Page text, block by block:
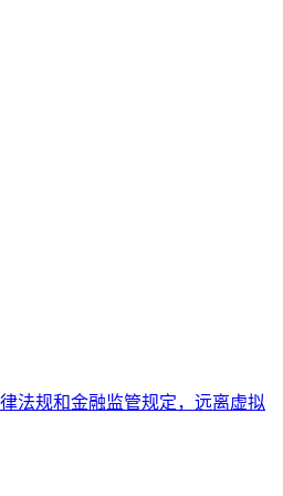
法规和金融监管规定，远离虚拟